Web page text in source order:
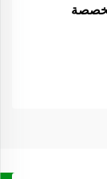
مخصصة